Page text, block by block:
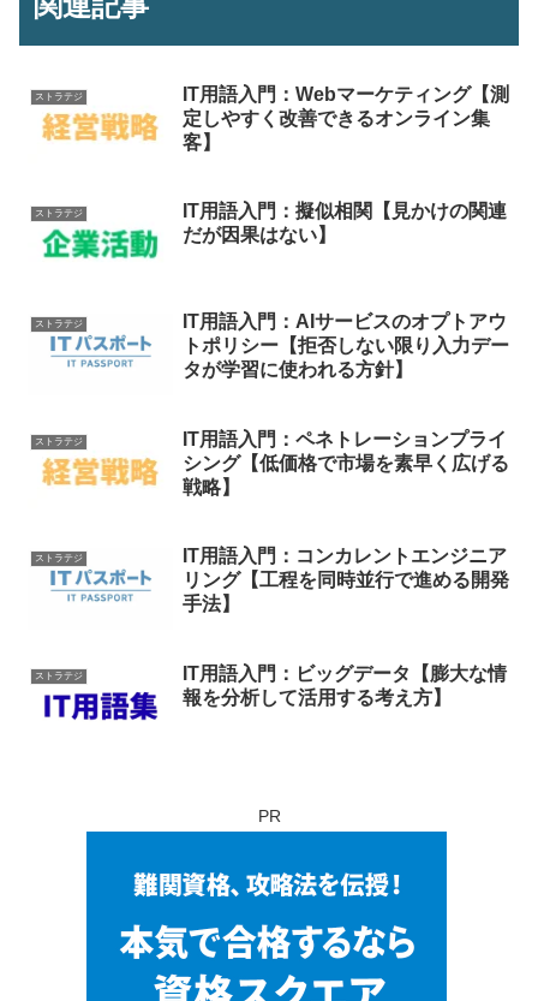
ストラテジ
IT用語入門：Webマーケティング【測
定しやすく改善できるオンライン集
客】
ストラテジ
IT用語入門：擬似相関【見かけの関連
だが因果はない】
ストラテジ
IT用語入門：AIサービスのオプトアウ
トポリシー【拒否しない限り入力デー
タが学習に使われる方針】
ストラテジ
IT用語入門：ペネトレーションプライ
シング【低価格で市場を素早く広げる
戦略】
ストラテジ
IT用語入門：コンカレントエンジニア
リング【工程を同時並行で進める開発
手法】
ストラテジ
IT用語入門：ビッグデータ【膨大な情
報を分析して活用する考え方】
PR